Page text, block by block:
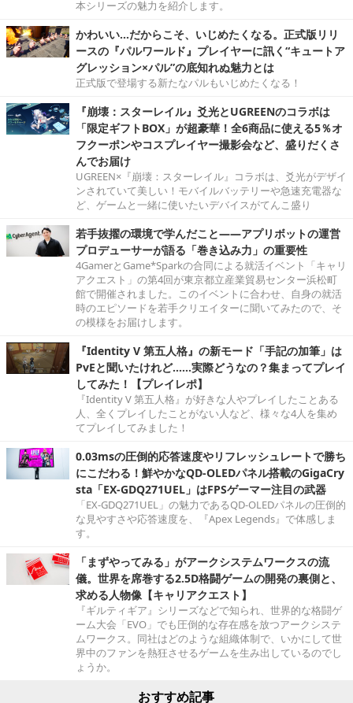
本シリーズの魅力を紹介します。
かわいい…だからこそ、いじめたくなる。正式版リリ
ースの『パルワールド』プレイヤーに訊く“キュートア
グレッション×パル”の底知れぬ魅力とは
正式版で登場する新たなパルもいじめたくなる！
『崩壊：スターレイル』爻光とUGREENのコラボは
「限定ギフトBOX」が超豪華！全6商品に使える5％オ
フクーポンやコスプレイヤー撮影会など、盛りだくさ
んでお届け
UGREEN×『崩壊：スターレイル』コラボは、爻光がデザイ
ンされていて美しい！モバイルバッテリーや急速充電器な
ど、ゲームと一緒に使いたいデバイスがてんこ盛り
若手抜擢の環境で学んだこと――アプリボットの運営
プロデューサーが語る「巻き込み力」の重要性
4GamerとGame*Sparkの合同による就活イベント「キャリ
アクエスト」の第4回が東京都立産業貿易センター浜松町
館で開催されました。このイベントに合わせ、自身の就活
時のエピソードを若手クリエイターに聞いてみたので、そ
の模様をお届けします。
『Identity V 第五人格』の新モード「手記の加筆」は
PvEと聞いたけれど……実際どうなの？集まってプレイ
してみた！【プレイレポ】
『Identity V 第五人格』が好きな人やプレイしたことある
人、全くプレイしたことがない人など、様々な4人を集め
てプレイしてみました！
0.03msの圧倒的応答速度やリフレッシュレートで勝ち
にこだわる！鮮やかなQD-OLEDパネル搭載のGigaCry
sta「EX-GDQ271UEL」はFPSゲーマー注目の武器
「EX-GDQ271UEL」の魅力であるQD-OLEDパネルの圧倒的
な見やすさや応答速度を、『Apex Legends』で体感しま
す。
「まずやってみる」がアークシステムワークスの流
儀。世界を席巻する2.5D格闘ゲームの開発の裏側と、
求める人物像【キャリアクエスト】
『ギルティギア』シリーズなどで知られ、世界的な格闘ゲ
ーム大会「EVO」でも圧倒的な存在感を放つアークシステ
ムワークス。同社はどのような組織体制で、いかにして世
界中のファンを熱狂させるゲームを生み出しているのでし
ょうか。
おすすめ記事